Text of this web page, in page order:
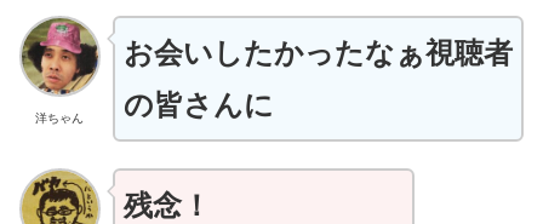
洋ちゃん
お会いしたかったなぁ視聴者
の皆さんに
残念！